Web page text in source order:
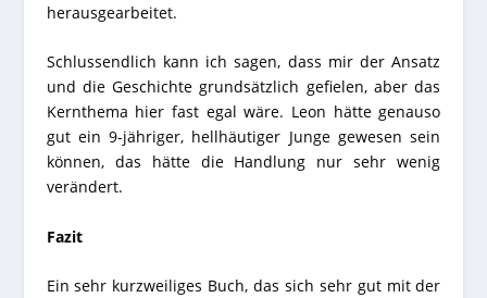
herausgearbeitet.
Schlussendlich kann ich sagen, dass mir der Ansatz
und die Geschichte grundsätzlich gefielen, aber das
Kernthema hier fast egal wäre. Leon hätte genauso
gut ein 9-jähriger, hellhäutiger Junge gewesen sein
können, das hätte die Handlung nur sehr wenig
verändert.
Fazit
Ein sehr kurzweiliges Buch, das sich sehr gut mit der